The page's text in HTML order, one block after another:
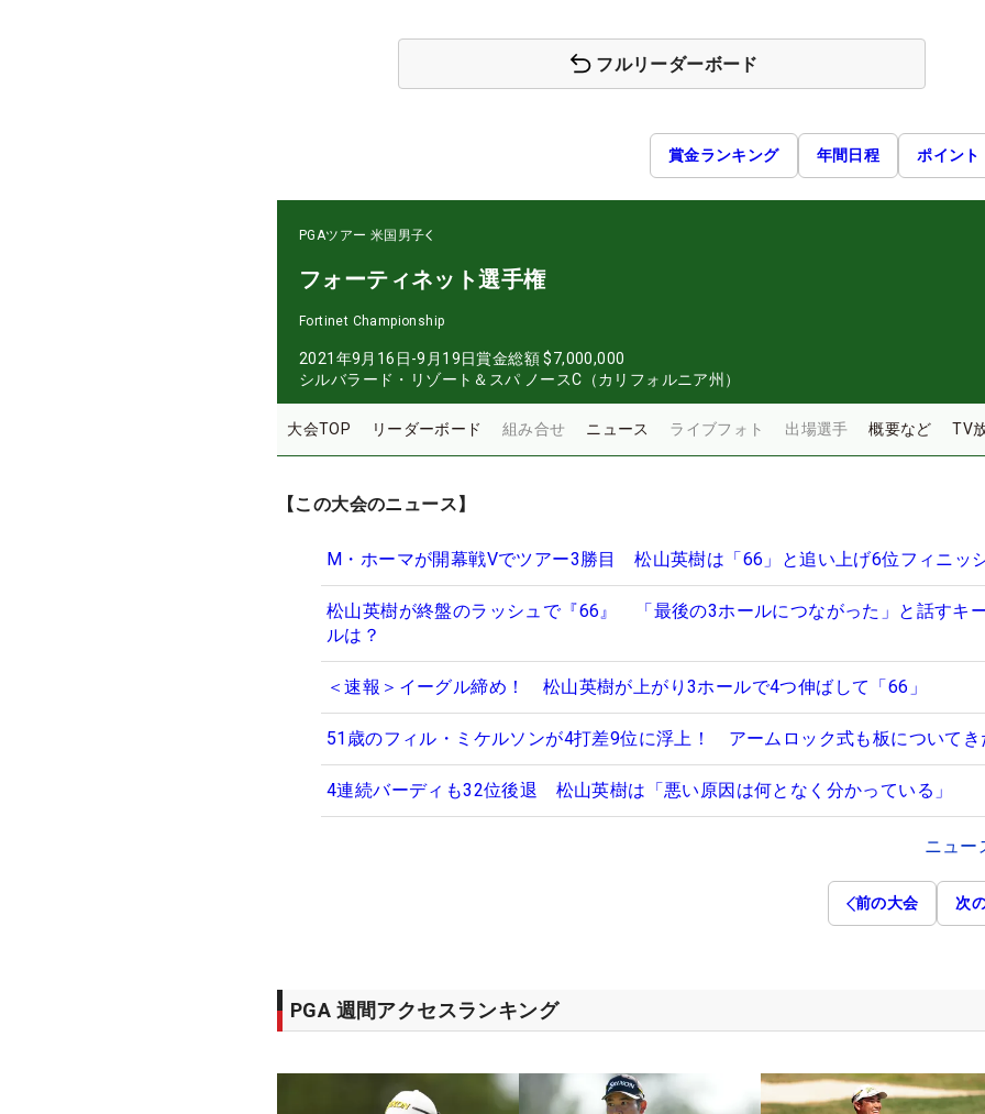
フルリーダーボード
賞金ランキング 年間日程 ポイント
PGAツアー 米国男子
フォーティネット選手権
Fortinet Championship
2021年9月16日-9月19日賞金総額 $7,000,000
シルバラード・リゾート＆スパ ノースC（カリフォルニア州）
大会TOP リーダーボード 組み合せ ニュース ライブフォト 出場選手 概要など TV
【この大会のニュース】
M・ホーマが開幕戦Vでツアー3勝目 松山英樹は「66」と追い上げ6位フィニッ
松山英樹が終盤のラッシュで『66』 「最後の3ホールにつながった」と話すキ
ルは？
＜速報＞イーグル締め！ 松山英樹が上がり3ホールで4つ伸ばして「66」
51歳のフィル・ミケルソンが4打差9位に浮上！ アームロック式も板についてき
4連続バーディも32位後退 松山英樹は「悪い原因は何となく分かっている」
ニュー
前の大会 次
PGA 週間アクセスランキング